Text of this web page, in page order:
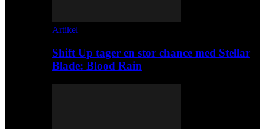
Artikel
Shift Up tager en stor chance med Stellar
Blade: Blood Rain